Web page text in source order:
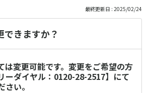
最終更新日 : 2025/02/24
きますか？
は変更可能です。変更をご希望の方
ーダイヤル：0120-28-2517】にて
い。